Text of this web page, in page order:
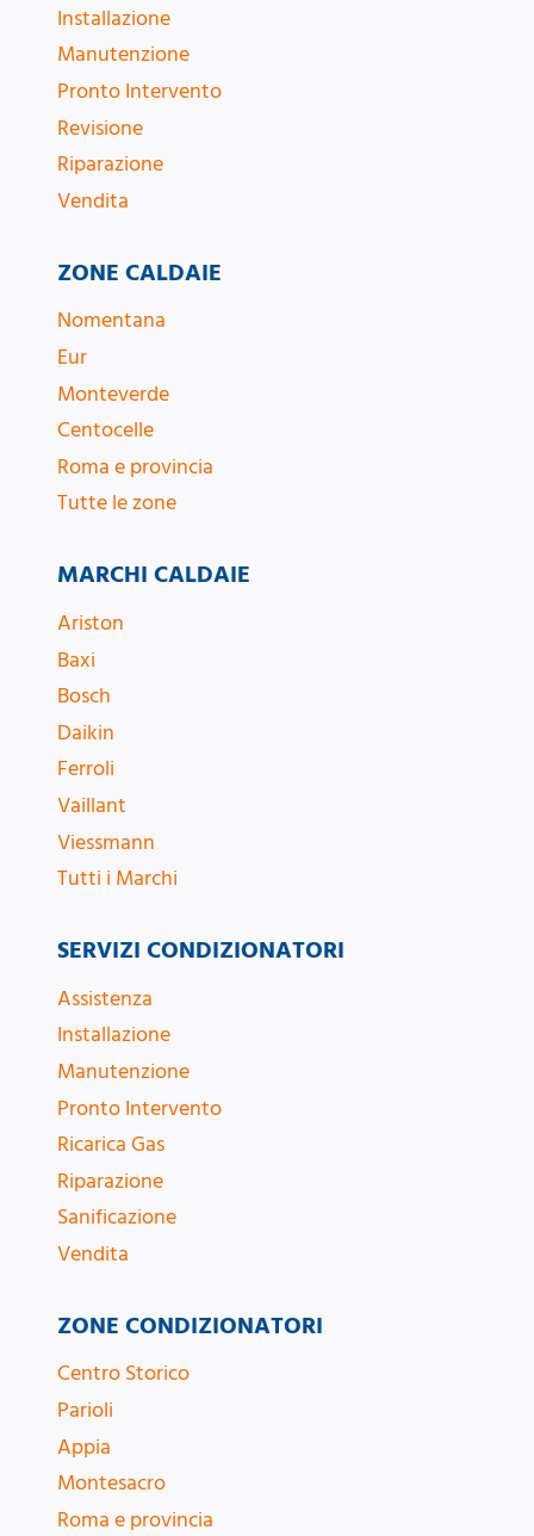
Installazione
Manutenzione
Pronto Intervento
Revisione
Riparazione
Vendita
ZONE CALDAIE
Nomentana
Eur
Monteverde
Centocelle
Roma e provincia
Tutte le zone
MARCHI CALDAIE
Ariston
Baxi
Bosch
Daikin
Ferroli
Vaillant
Viessmann
Tutti i Marchi
ZONE CONDIZIONATORI
Centro Storico
Parioli
Appia
Montesacro
Roma e provincia
SERVIZI CONDIZIONATORI
Assistenza
Installazione
Manutenzione
Pronto Intervento
Ricarica Gas
Riparazione
Sanificazione
Vendita